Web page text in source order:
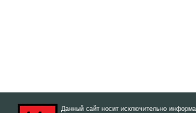
Данный сайт носит исключительно